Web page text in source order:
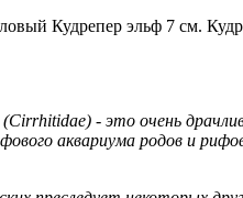
Кудрепер эльф 7 см.
(Cirrhitidae) - это очень
аквариума родов и